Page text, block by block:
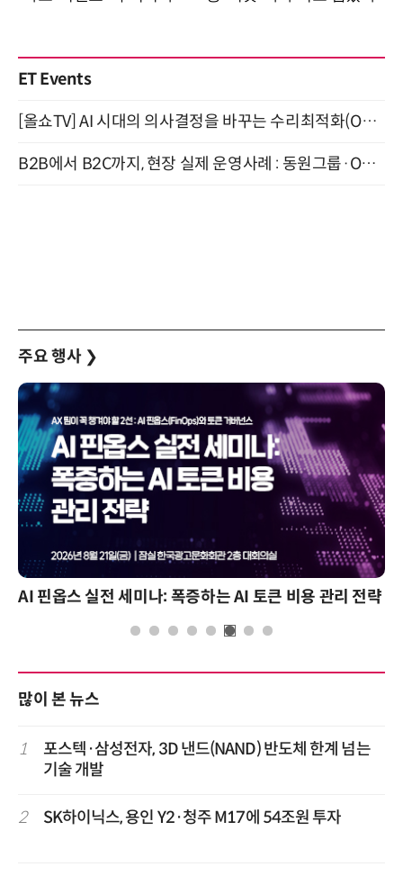
ET Events
[올쇼TV] AI 시대의 의사결정을 바꾸는 수리최적화(Optimization) 소개 (8/20 생방송)
B2B에서 B2C까지, 현장 실제 운영사례 : 동원그룹·OCI·다이닝브랜즈그룹·당근 (8/27)
주요 행사 ❯
AI 핀옵스 실전 세미나: 폭증하는 AI 토큰 비용 관리 전략
많이 본 뉴스
1
포스텍·삼성전자, 3D 낸드(NAND) 반도체 한계 넘는
기술 개발
2 SK하이닉스, 용인 Y2·청주 M17에 54조원 투자